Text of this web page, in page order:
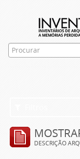
DESCRIÇÃO